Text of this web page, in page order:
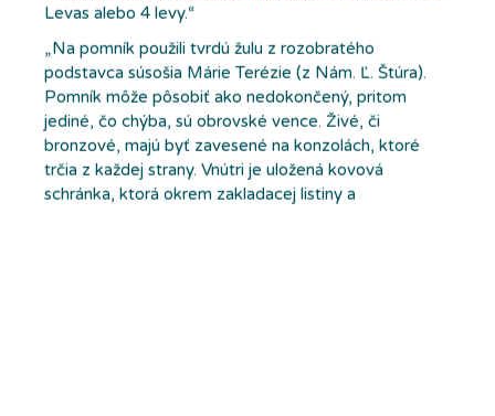
Levas alebo 4 levy.“
„Na pomník použili tvrdú žulu z rozobratého
podstavca súsošia Márie Terézie (z Nám. Ľ. Štúra).
Pomník môže pôsobiť ako nedokončený, pritom
jediné, čo chýba, sú obrovské vence. Živé, či
bronzové, majú byť zavesené na konzolách, ktoré
trčia z každej strany. Vnútri je uložená kovová
schránka, ktorá okrem zakladacej listiny a